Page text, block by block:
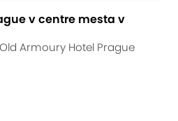
v centre mesta v
Armoury Hotel Prague